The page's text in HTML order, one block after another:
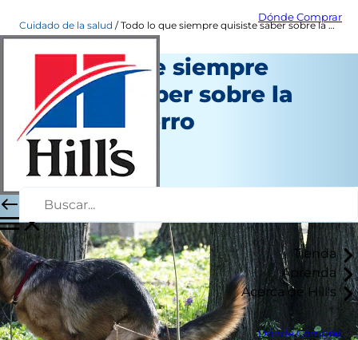
Dónde Comprar
Tienda
Aprenda
Acerca de Hill's
Dónde Comprar
Cuidado de la salud Todo lo que siempre quisiste saber sobre la popó de perro
Todo lo que siempre
quisiste saber sobre la
popó de perro
Salud
Chrissie Klinger
|
Julio 01, 2020